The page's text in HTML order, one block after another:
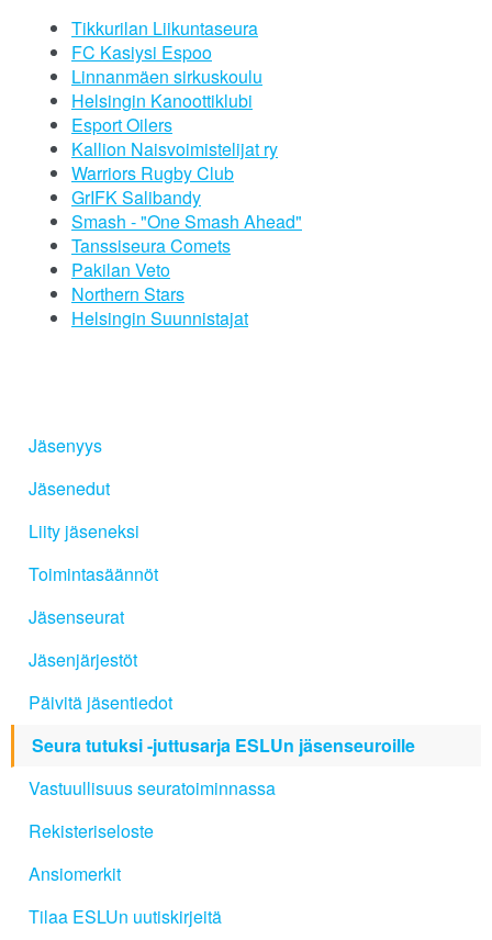
Tikkurilan Liikuntaseura
FC Kasiysi Espoo
Linnanmäen sirkuskoulu
Helsingin Kanoottiklubi
Esport Oilers
Kallion Naisvoimistelijat ry
Warriors Rugby Club
GrIFK Salibandy
Smash - "One Smash Ahead"
Tanssiseura Comets
Pakilan Veto
Northern Stars
Helsingin Suunnistajat
Jäsenyys
Jäsenedut
Liity jäseneksi
Toimintasäännöt
Jäsenseurat
Jäsenjärjestöt
Päivitä jäsentiedot
Seura tutuksi -juttusarja ESLUn jäsenseuroille
Vastuullisuus seuratoiminnassa
Rekisteriseloste
Ansiomerkit
Tilaa ESLUn uutiskirjeitä